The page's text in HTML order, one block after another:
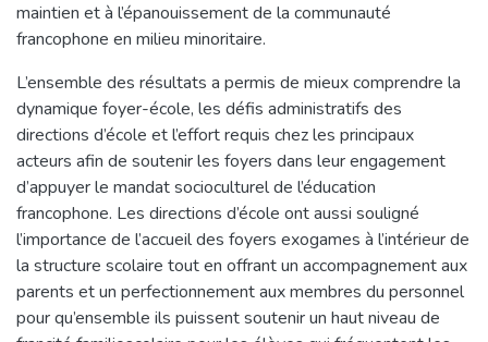
maintien et à l’épanouissement de la communauté
francophone en milieu minoritaire.
L’ensemble des résultats a permis de mieux comprendre la
dynamique foyer-école, les défis administratifs des
directions d’école et l’effort requis chez les principaux
acteurs afin de soutenir les foyers dans leur engagement
d’appuyer le mandat socioculturel de l’éducation
francophone. Les directions d’école ont aussi souligné
l’importance de l’accueil des foyers exogames à l’intérieur de
la structure scolaire tout en offrant un accompagnement aux
parents et un perfectionnement aux membres du personnel
pour qu’ensemble ils puissent soutenir un haut niveau de